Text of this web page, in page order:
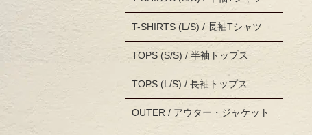
T-SHIRTS (L/S) / 長袖Tシャツ
TOPS (S/S) / 半袖トップス
TOPS (L/S) / 長袖トップス
OUTER / アウター・ジャケット